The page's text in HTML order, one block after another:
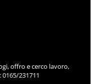
offro e cerco lavoro,
231711